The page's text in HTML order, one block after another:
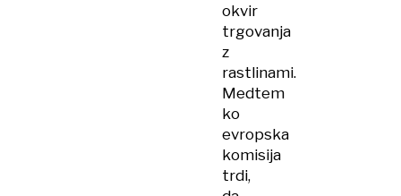
okvir
trgovanja
z
rastlinami.
Medtem
ko
evropska
komisija
trdi,